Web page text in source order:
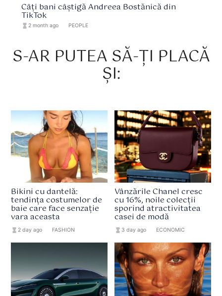
Câți bani câștigă Andreea Bostănică din
TikTok
hourglass_full 2 month ago PEOPLE
S-AR PUTEA SĂ-ȚI PLACĂ
ȘI:
Bikini cu dantelă:
tendința costumelor de
baie care face senzație
vara aceasta
hourglass_full 2 day ago FASHION
Vânzările Chanel cresc
cu 16%, noile colecții
sporind atractivitatea
casei de modă
hourglass_full 3 day ago ECONOMIC